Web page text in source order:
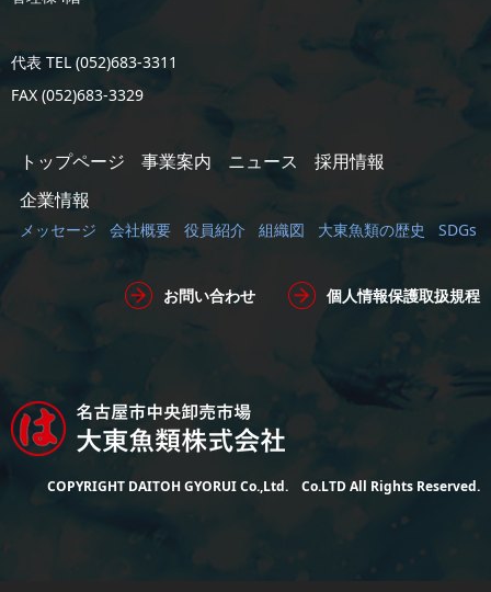
代表 TEL (052)683-3311
FAX (052)683-3329
トップページ 事業案内 ニュース
採用情報
企業情報
メッセージ 会社概要 役員紹介 組織図 大東魚類の歴史 SDGs
お問い合わせ 個人情報保護取扱規程
COPYRIGHT DAITOH GYORUI Co.,Ltd. Co.LTD All Rights Reserved.